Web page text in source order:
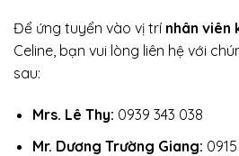
Để ứng tuyển vào vị trí nhân viên
Celine, bạn vui lòng liên hệ với
sau:
Mrs. Lê Thy: 0939 343 038
Mr. Dương Trường Giang: